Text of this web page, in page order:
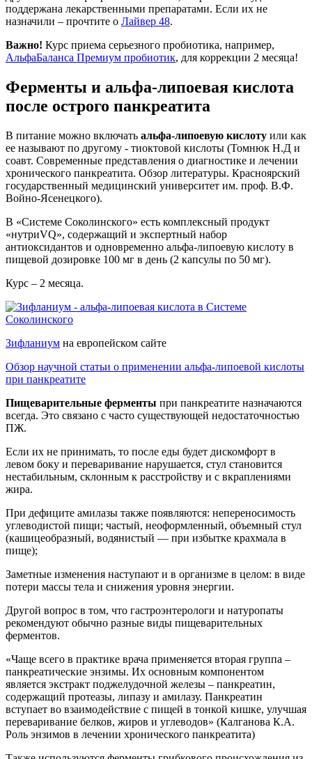
поддержана лекарственными препаратами. Если их не
назначили – прочтите о Лайвер 48.
Важно! Курс приема серьезного пробиотика, например,
АльфаБаланса Премиум пробиотик, для коррекции 2 месяца!
Ферменты и альфа-липоевая кислота
после острого панкреатита
В питание можно включать альфа-липоевую кислоту или как
ее называют по другому - тиоктовой кислоты (Томнюк Н.Д и
соавт. Современные представления о диагностике и лечении
хронического панкреатита. Обзор литературы. Красноярский
государственный медицинский университет им. проф. В.Ф.
Войно-Ясенецкого).
В «Системе Соколинского» есть комплексный продукт
«нутриVQ», содержащий и экспертный набор
антиоксидантов и одновременно альфа-липоевую кислоту в
пищевой дозировке 100 мг в день (2 капсулы по 50 мг).
Курс – 2 месяца.
Зифланиум на европейском сайте
Обзор научной статьи о применении альфа-липоевой кислоты
при панкреатите
Пищеварительные ферменты при панкреатите назначаются
всегда. Это связано с часто существующей недостаточностью
ПЖ.
Если их не принимать, то после еды будет дискомфорт в
левом боку и переваривание нарушается, стул становится
нестабильным, склонным к расстройству и с вкраплениями
жира.
При дефиците амилазы также появляются: непереносимость
углеводистой пищи; частый, неоформленный, объемный стул
(кашицеобразный, водянистый — при избытке крахмала в
пище);
Заметные изменения наступают и в организме в целом: в виде
потери массы тела и снижения уровня энергии.
Другой вопрос в том, что гастроэнтерологи и натуропаты
рекомендуют обычно разные виды пищеварительных
ферментов.
«Чаще всего в практике врача применяется вторая группа –
панкреатические энзимы. Их основным компонентом
является экстракт поджелудочной железы – панкреатин,
содержащий протеазы, липазу и амилазу. Панкреатин
вступает во взаимодействие с пищей в тонкой кишке, улучшая
переваривание белков, жиров и углеводов» (Калганова К.А.
Роль энзимов в лечении хронического панкреатита)